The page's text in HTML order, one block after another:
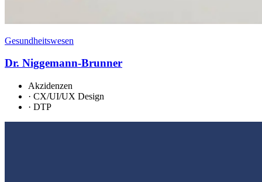
Gesundheitswesen
Dr. Niggemann-Brunner
Akzidenzen
· CX/UI/UX Design
· DTP